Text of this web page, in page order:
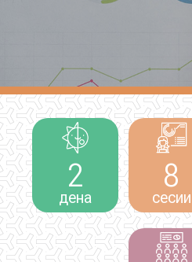
ИСТРАЖУВАЊА
ПРОЕКТИ
УСЛУГИ
2
дена
8
сесии